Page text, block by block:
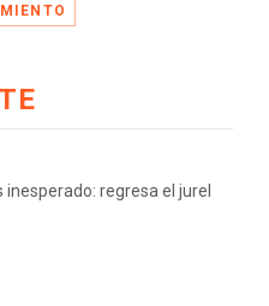
inesperado: regresa el jurel